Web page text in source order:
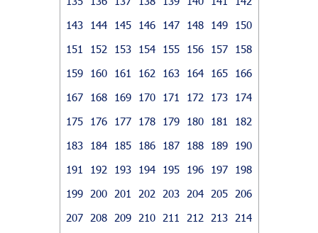
143
144 145 146 147 148 149
150
151
152 153 154 155 156 157
158
159
160 161 162 163 164 165
166
167
168 169 170 171 172 173
174
175
176 177 178 179 180 181
182
183
184 185 186 187 188 189
190
191
192 193 194 195 196 197
198
199
200 201 202 203 204 205
206
207
208 209 210 211 212 213
214